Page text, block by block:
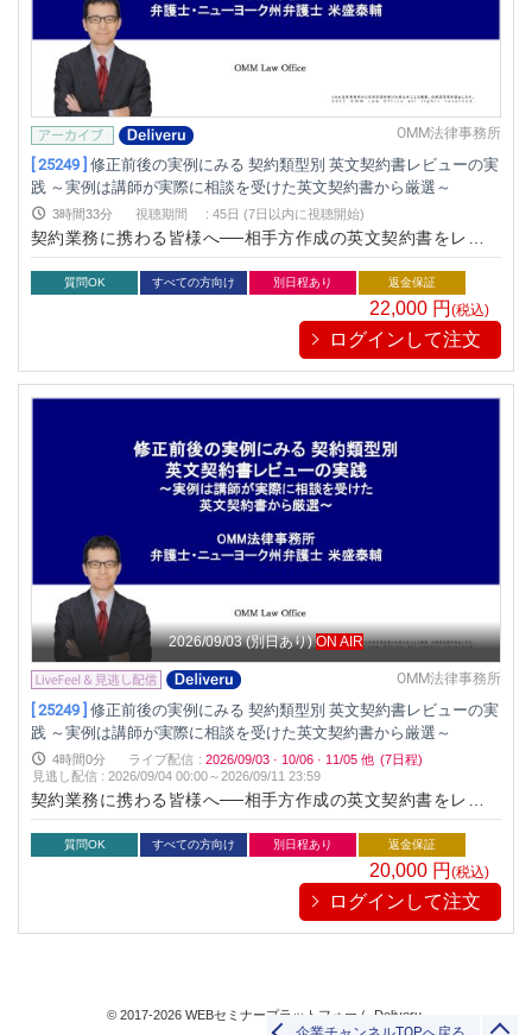
OMM法律事務所
[ 25249 ] 修正前後の実例にみる 契約類型別 英文契約書レビューの実
践 ～実例は講師が実際に相談を受けた英文契約書から厳選～
3時間33分 視聴期間 : 45日 (7日以内に視聴開始)
契約業務に携わる皆様へ──相手方作成の英文契約書をレビュ
ーする際、何をどのように修正すれば良いか悩んでいません
か？本セミナーでは、講師が実際に相談を受けた英文契約書の
修正実例をもとに、契約書レビューの基本から実践的な修正技
法までを解説します。実務に直結するスキルを身につけ、業務
質問OK すべての方向け 別日程あり 返金保証
22,000 円(税込)
ログインして注文
2026/09/03 (別日あり) ON AIR
OMM法律事務所
[ 25249 ] 修正前後の実例にみる 契約類型別 英文契約書レビューの実
践 ～実例は講師が実際に相談を受けた英文契約書から厳選～
4時間0分 ライブ配信 : 2026/09/03 · 10/06 · 11/05 他 (7日程)
見逃し配信 :2026/09/04 00:00～2026/09/11 23:59
契約業務に携わる皆様へ──相手方作成の英文契約書をレビュ
ーする際、何をどのように修正すれば良いか悩んでいません
か？本セミナーでは、講師が実際に相談を受けた英文契約書の
修正実例をもとに、契約書レビューの基本から実践的な修正技
法までを解説します。実務に直結するスキルを身につけ、業務
質問OK すべての方向け 別日程あり 返金保証
20,000 円(税込)
ログインして注文
© 2017-2026 WEBセミナープラットフォーム Deliveru.